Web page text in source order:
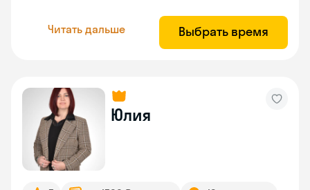
Читать дальше Выбрать время
Юлия